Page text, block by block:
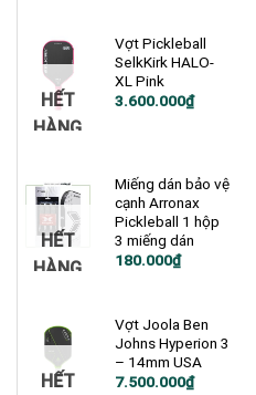
HẾT
HÀNG
Vợt Pickleball
SelkKirk HALO-
XL Pink
Giá
3.600.000₫
Giá
HẾT
HÀNG
Miếng dán bảo vệ
cạnh Arronax
Pickleball 1 hộp
3 miếng dán
180.000₫
HẾT
Vợt Joola Ben
Johns Hyperion 3
– 14mm USA
7.500.000₫